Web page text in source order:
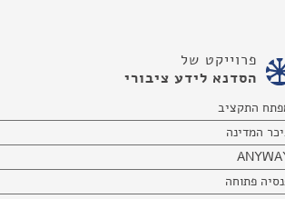
פרוייקט של
הסדנא לידע ציבורי
התקציב
המדינה
פתוחה